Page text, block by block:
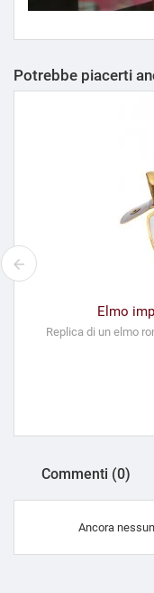
Potrebbe piacerti
Elmo
Replica di un elmo
Commenti (0)
Ancora